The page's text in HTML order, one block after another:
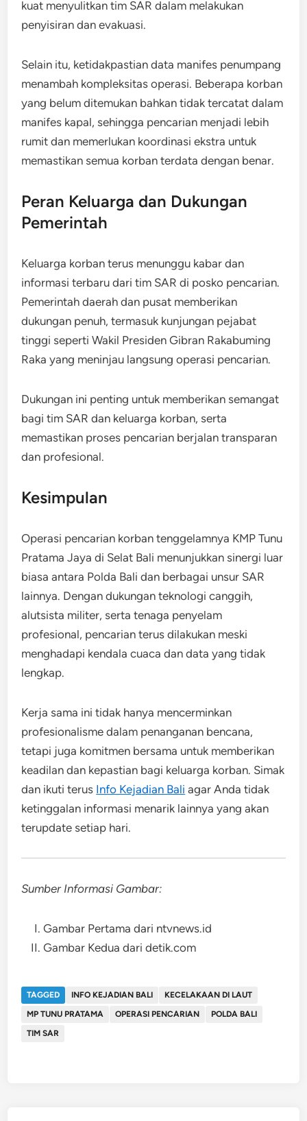
kuat menyulitkan tim SAR dalam melakukan
penyisiran dan evakuasi.
Selain itu, ketidakpastian data manifes penumpang
menambah kompleksitas operasi. Beberapa korban
yang belum ditemukan bahkan tidak tercatat dalam
manifes kapal, sehingga pencarian menjadi lebih
rumit dan memerlukan koordinasi ekstra untuk
memastikan semua korban terdata dengan benar.
Peran Keluarga dan Dukungan
Pemerintah
Keluarga korban terus menunggu kabar dan
informasi terbaru dari tim SAR di posko pencarian.
Pemerintah daerah dan pusat memberikan
dukungan penuh, termasuk kunjungan pejabat
tinggi seperti Wakil Presiden Gibran Rakabuming
Raka yang meninjau langsung operasi pencarian.
Dukungan ini penting untuk memberikan semangat
bagi tim SAR dan keluarga korban, serta
memastikan proses pencarian berjalan transparan
dan profesional.
Kesimpulan
Operasi pencarian korban tenggelamnya KMP Tunu
Pratama Jaya di Selat Bali menunjukkan sinergi luar
biasa antara Polda Bali dan berbagai unsur SAR
lainnya. Dengan dukungan teknologi canggih,
alutsista militer, serta tenaga penyelam
profesional, pencarian terus dilakukan meski
menghadapi kendala cuaca dan data yang tidak
lengkap.
Kerja sama ini tidak hanya mencerminkan
profesionalisme dalam penanganan bencana,
tetapi juga komitmen bersama untuk memberikan
keadilan dan kepastian bagi keluarga korban. Simak
dan ikuti terus Info Kejadian Bali agar Anda tidak
ketinggalan informasi menarik lainnya yang akan
terupdate setiap hari.
Sumber Informasi Gambar:
Gambar Pertama dari ntvnews.id
Gambar Kedua dari detik.com
TAGGED INFO KEJADIAN BALI
KECELAKAAN DI LAUT
MP TUNU PRATAMA
OPERASI PENCARIAN
POLDA BALI
TIM SAR